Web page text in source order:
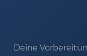
Deine